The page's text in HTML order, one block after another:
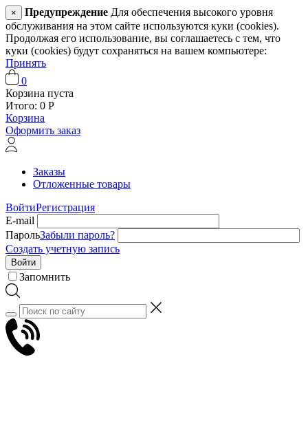
× Предупреждение Для обеспечения высокого уровня
обслуживания на этом сайте используются куки (cookies).
Продолжая его использование, вы соглашаетесь с тем, что
куки (cookies) будут сохраняться на вашем компьютере:
Принять
0
Корзина пуста
Итого: 0 Р
Корзина
Оформить заказ
Заказы
Отложенные товары
ВойтиРегистрация
E-mail
ПарольЗабыли пароль?
Создать учетную запись
Войти
Запомнить